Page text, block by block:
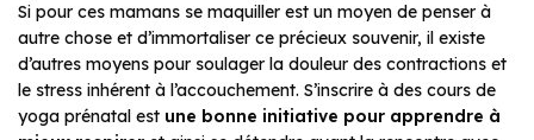
Si pour ces mamans se maquiller est un moyen de penser à
autre chose et d’immortaliser ce précieux souvenir, il existe
d’autres moyens pour soulager la douleur des contractions et
le stress inhérent à l’accouchement. S’inscrire à des cours de
yoga prénatal est une bonne initiative pour apprendre à